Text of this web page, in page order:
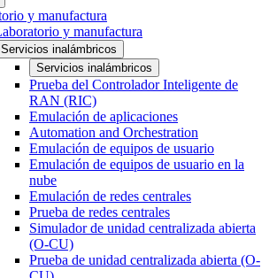
y manufactura
y manufactura
Servicios inalámbricos
Servicios inalámbricos
Prueba del Controlador Inteligente de
RAN (RIC)
Emulación de aplicaciones
Automation and Orchestration
Emulación de equipos de usuario
Emulación de equipos de usuario en la
nube
Emulación de redes centrales
Prueba de redes centrales
Simulador de unidad centralizada abierta
(O-CU)
Prueba de unidad centralizada abierta (O-